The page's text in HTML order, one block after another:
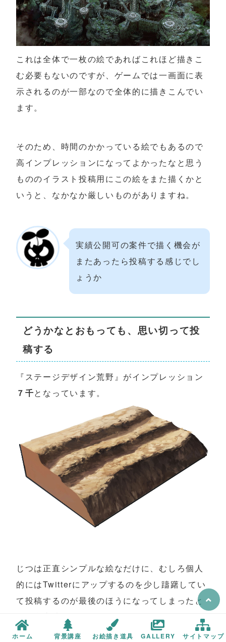
これは全体で一枚の絵であればこれほど描きこ
む必要もないのですが、ゲームでは一画面に表
示されるのが一部なので全体的に描きこんでい
ます。
そのため、時間のかかっている絵でもあるので
高インプレッションになってよかったなと思う
もののイラスト投稿用にこの絵をまた描くかと
いうと、なかなか厳しいものがありますね。
実績公開可の案件で描く機会が
またあったら投稿する感じでし
ょうか
どうかなとおもっても、思い切って投
稿する
『ステージデザイン荒野』がインプレッション
７千となっています。
じつは正直シンプルな絵なだけに、むしろ個人
的にはTwitterにアップするのを少し躊躇してい
て投稿するのが最後のほうになってしまったと
いう裏事情があります。
ホーム 背景講座 お絵描き道具 GALLERY サイトマップ